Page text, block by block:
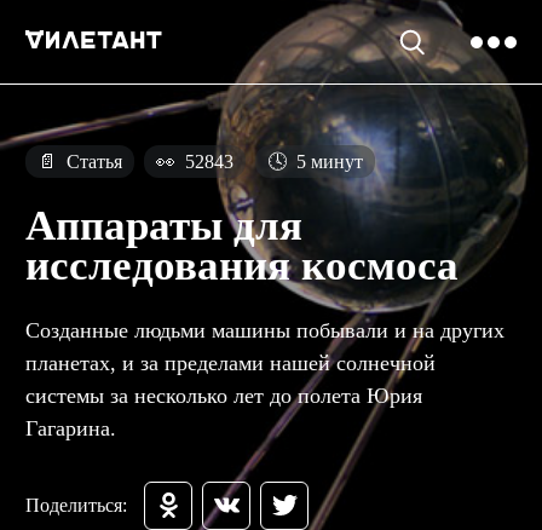
📄 Статья 👀 52843 🕓 5 минут
Аппараты для
исследования космоса
Созданные людьми машины побывали и на других
планетах, и за пределами нашей солнечной
системы за несколько лет до полета Юрия
Гагарина.
Поделиться: